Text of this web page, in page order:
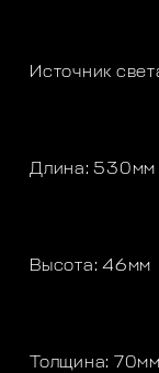
Источник
Длина: 530мм
Высота: 46мм
Толщина: 70мм